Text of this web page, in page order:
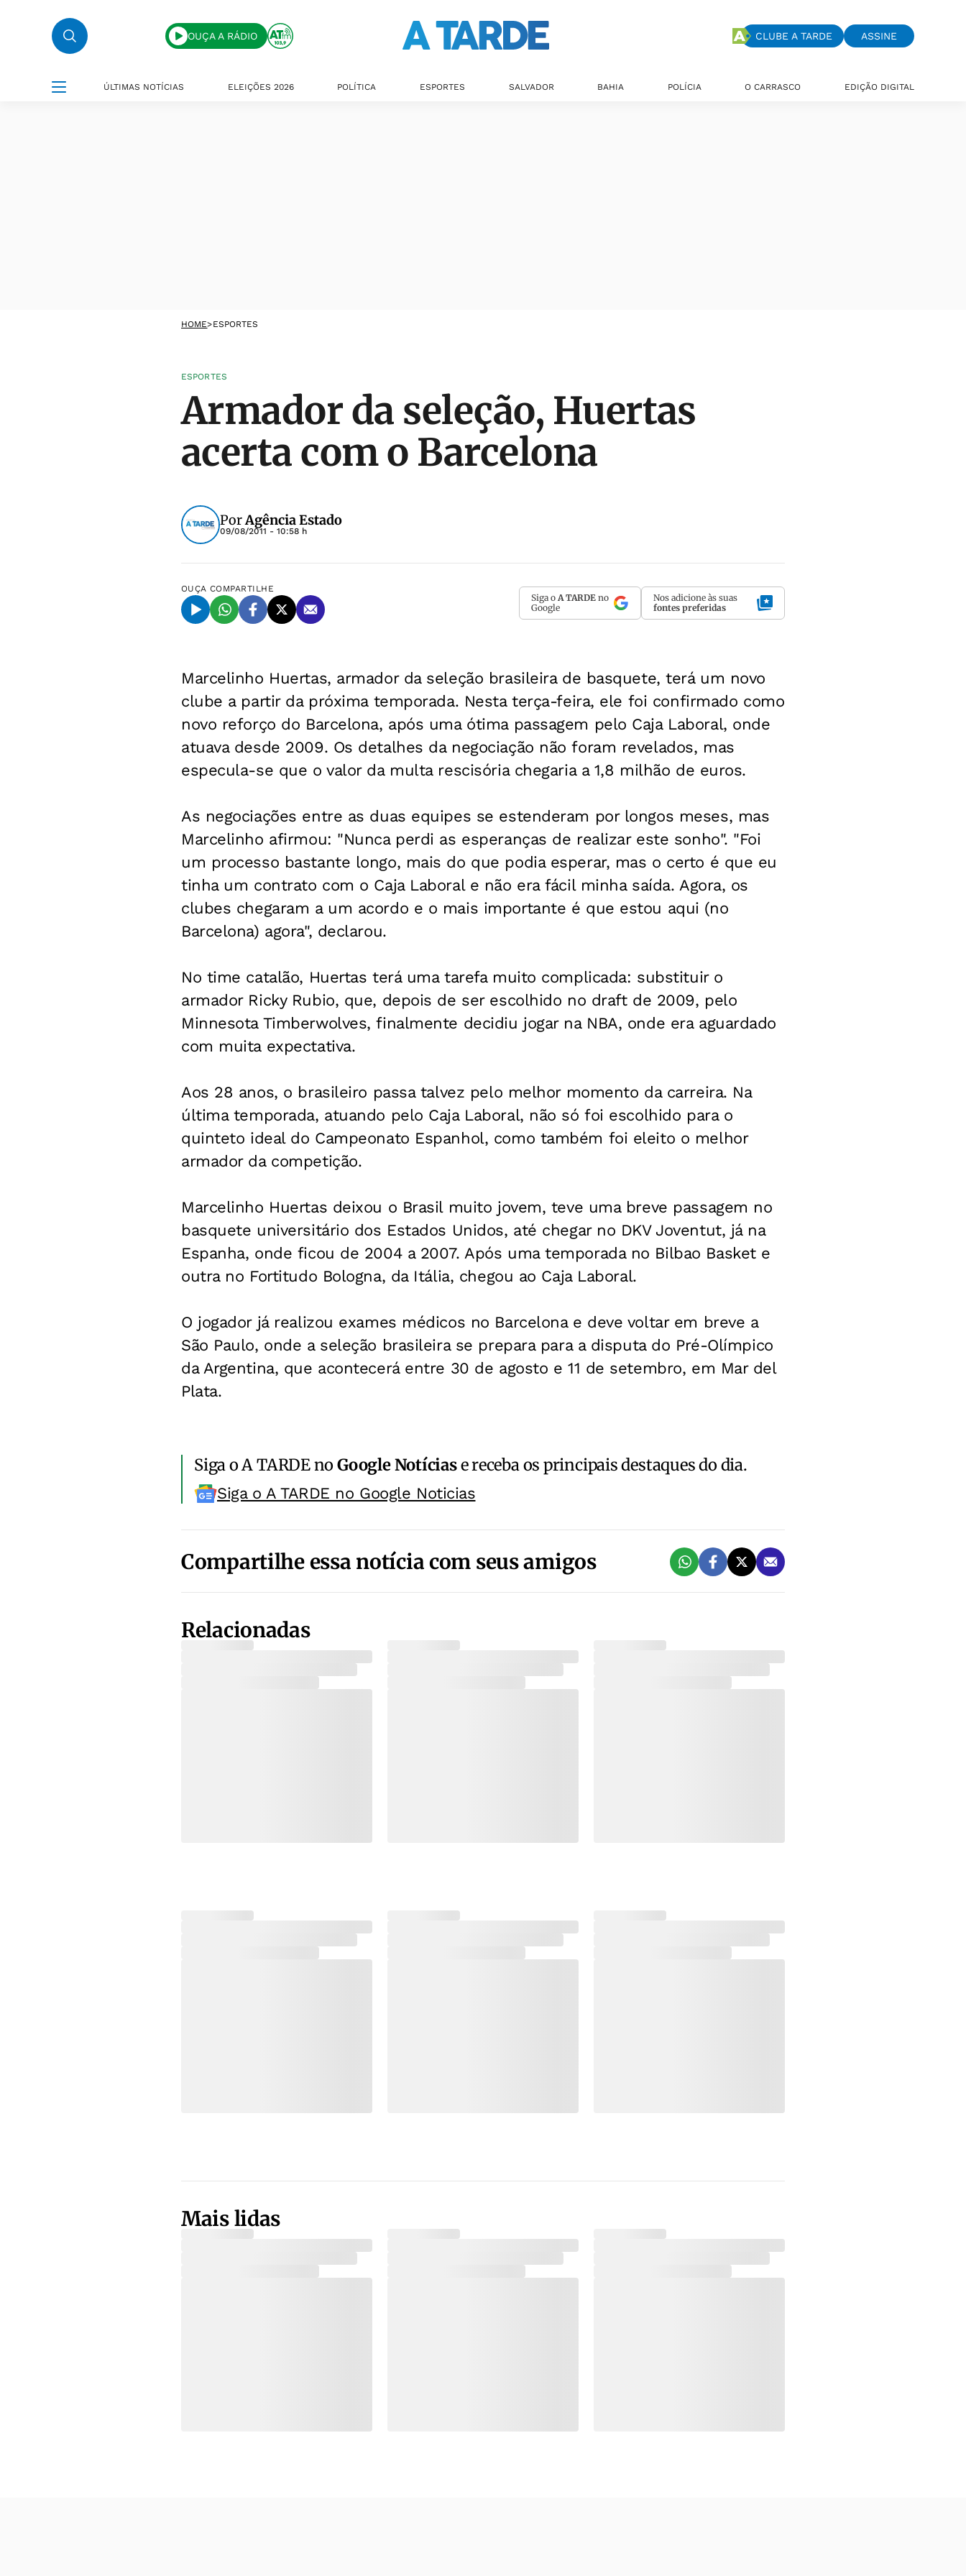
OUÇA A RÁDIO CLUBE A TARDE ASSINE
ÚLTIMAS NOTÍCIAS ELEIÇÕES 2026 POLÍTICA ESPORTES SALVADOR BAHIA POLÍCIA O CARRASCO EDIÇÃO DIGITAL
HOME>ESPORTES
ESPORTES
Armador da seleção, Huertas
acerta com o Barcelona
PorAgência Estado
09/08/2011 - 10:58 h
OUÇA COMPARTILHE
Siga o A TARDE no
Google
Nos adicione às suas
fontes preferidas
Marcelinho Huertas, armador da seleção brasileira de basquete, terá um novo
clube a partir da próxima temporada. Nesta terça-feira, ele foi confirmado como
novo reforço do Barcelona, após uma ótima passagem pelo Caja Laboral, onde
atuava desde 2009. Os detalhes da negociação não foram revelados, mas
especula-se que o valor da multa rescisória chegaria a 1,8 milhão de euros.
As negociações entre as duas equipes se estenderam por longos meses, mas
Marcelinho afirmou: "Nunca perdi as esperanças de realizar este sonho". "Foi
um processo bastante longo, mais do que podia esperar, mas o certo é que eu
tinha um contrato com o Caja Laboral e não era fácil minha saída. Agora, os
clubes chegaram a um acordo e o mais importante é que estou aqui (no
Barcelona) agora", declarou.
No time catalão, Huertas terá uma tarefa muito complicada: substituir o
armador Ricky Rubio, que, depois de ser escolhido no draft de 2009, pelo
Minnesota Timberwolves, finalmente decidiu jogar na NBA, onde era aguardado
com muita expectativa.
Aos 28 anos, o brasileiro passa talvez pelo melhor momento da carreira. Na
última temporada, atuando pelo Caja Laboral, não só foi escolhido para o
quinteto ideal do Campeonato Espanhol, como também foi eleito o melhor
armador da competição.
Marcelinho Huertas deixou o Brasil muito jovem, teve uma breve passagem no
basquete universitário dos Estados Unidos, até chegar no DKV Joventut, já na
Espanha, onde ficou de 2004 a 2007. Após uma temporada no Bilbao Basket e
outra no Fortitudo Bologna, da Itália, chegou ao Caja Laboral.
O jogador já realizou exames médicos no Barcelona e deve voltar em breve a
São Paulo, onde a seleção brasileira se prepara para a disputa do Pré-Olímpico
da Argentina, que acontecerá entre 30 de agosto e 11 de setembro, em Mar del
Plata.
Siga o A TARDE noGoogle Notíciase receba os principais destaques do dia.
Siga o A TARDE no Google Noticias
Compartilhe essa notícia com seus amigos
Relacionadas
Mais lidas